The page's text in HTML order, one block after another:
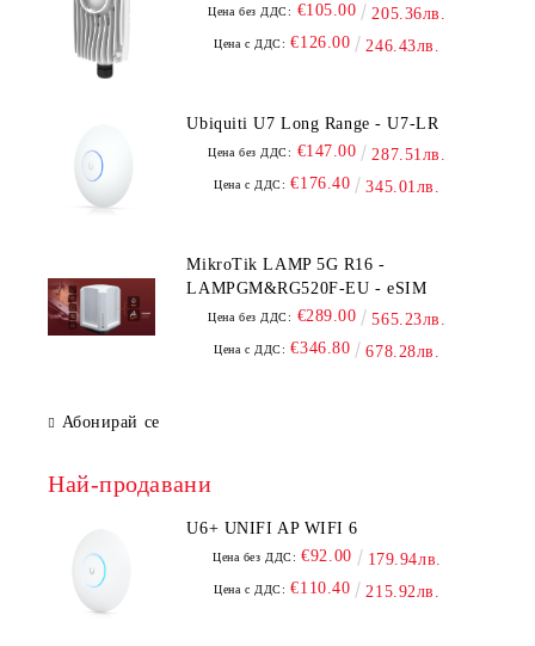
Цена без ДДС: €105.00 205.36лв.
Цена с ДДС: €126.00 246.43лв.
Ubiquiti U7 Long Range - U7-LR
Цена без ДДС: €147.00 287.51лв.
Цена с ДДС: €176.40 345.01лв.
MikroTik LAMP 5G R16 -
LAMPGM&RG520F-EU - eSIM
Цена без ДДС: €289.00 565.23лв.
Цена с ДДС: €346.80 678.28лв.
Абонирай се
Най-продавани
U6+ UNIFI AP WIFI 6
Цена без ДДС: €92.00 179.94лв.
Цена с ДДС: €110.40 215.92лв.